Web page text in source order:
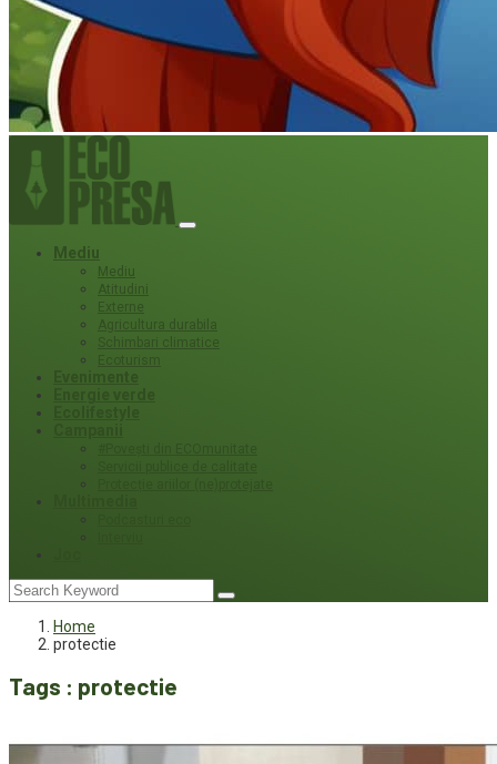
Mediu
Mediu
Atitudini
Externe
Agricultura durabila
Schimbari climatice
Ecoturism
Home
protectie
Tags : protectie